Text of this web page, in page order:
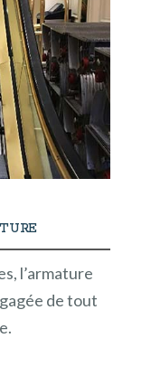
l’armature
de tout